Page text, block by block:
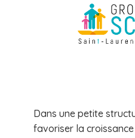
Dans une petite
favoriser la